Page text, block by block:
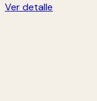
Ver detalle